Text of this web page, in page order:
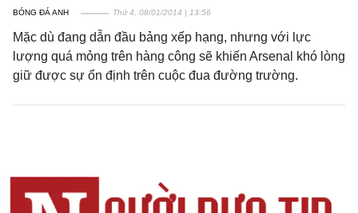
BÓNG ĐÁ ANH Thứ 4, 08/01/2014 | 13:56
Mặc dù đang dẫn đầu bảng xếp hạng, nhưng với lực
lượng quá mỏng trên hàng công sẽ khiến Arsenal khó lòng
giữ được sự ổn định trên cuộc đua đường trường.